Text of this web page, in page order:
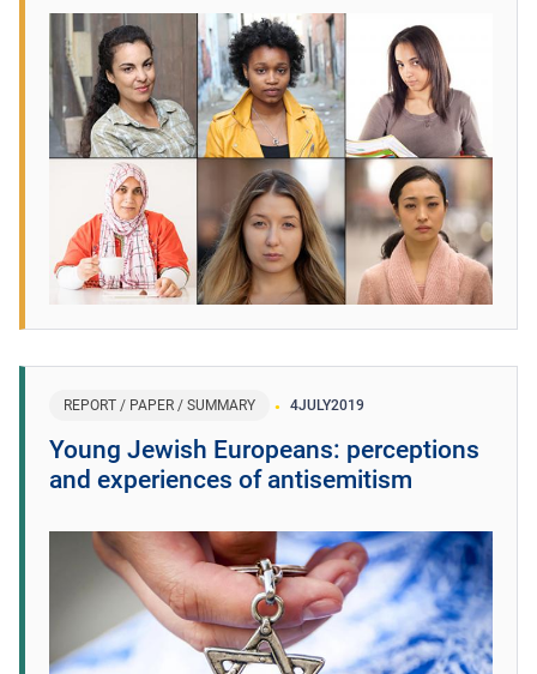
REPORT / PAPER / SUMMARY 4JULY2019
Young Jewish Europeans: perceptions
and experiences of antisemitism